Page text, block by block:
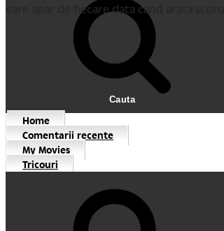
Cauta
Home
Comentarii recente
My Movies
Tricouri
care apar de fiecare data cand arata